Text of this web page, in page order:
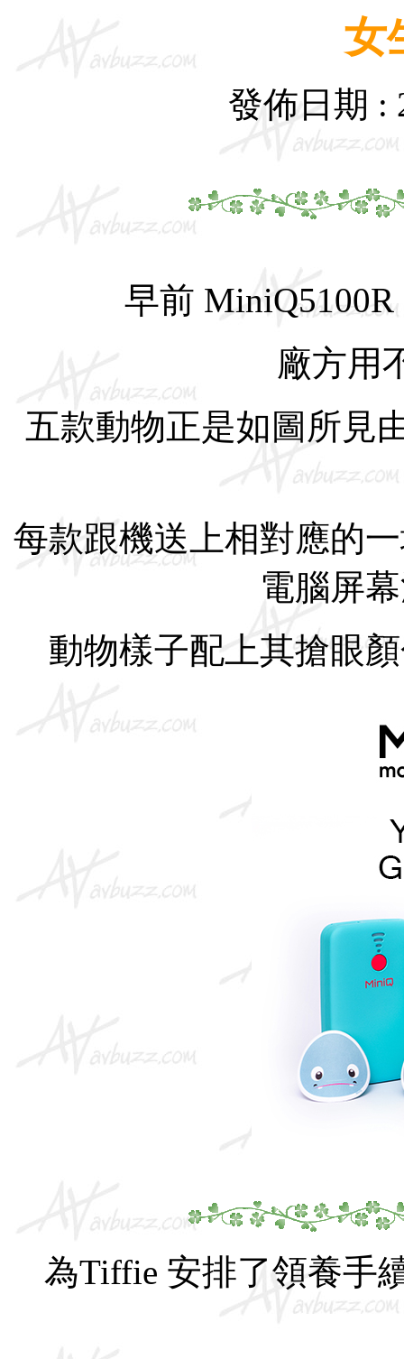
女
發佈日期 :
早前
廠方用
五款動物正是如圖所見
每款跟機送上相對應的
電腦屏幕
動物樣子配上其搶眼
為Tiffie 安排了領養手